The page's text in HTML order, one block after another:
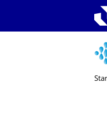
Zur Hauptnavigation springen